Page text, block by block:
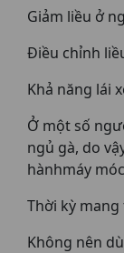
Giảm liều ở
Điều chỉnh
Khả năng lái
Ở một số
ngủ gà, do
hànhmáy
Thời kỳ mang
Không nên